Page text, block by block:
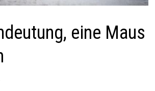
eine Maus